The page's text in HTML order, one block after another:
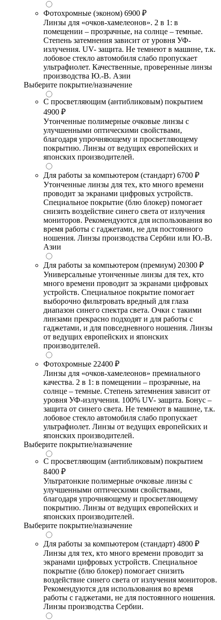
Фотохромные (эконом) 6900 ₽
Линзы для «очков-хамелеонов». 2 в 1: в
помещении – прозрачные, на солнце – темные.
Степень затемнения зависит от уровня УФ-
излучения. UV- защита. Не темнеют в машине, т.к.
лобовое стекло автомобиля слабо пропускает
ультрафиолет. Качественные, проверенные линзы
производства Ю.-В. Азии
Выберите покрытие/назначение
С просветляющим (антибликовым) покрытием
4900 ₽
Утонченные полимерные очковые линзы с
улучшенными оптическими свойствами,
благодаря упрочняющему и просветляющему
покрытию. Линзы от ведущих европейских и
японских производителей.
Для работы за компьютером (стандарт) 6700 ₽
Утонченные линзы для тех, кто много времени
проводит за экранами цифровых устройств.
Специальное покрытие (блю блокер) помогает
снизить воздействие синего света от излучения
мониторов. Рекомендуются для использования во
время работы с гаджетами, не для постоянного
ношения. Линзы производства Сербии или Ю.-В.
Азии
Для работы за компьютером (премиум) 20300 ₽
Универсальные утонченные линзы для тех, кто
много времени проводит за экранами цифровых
устройств. Специальное покрытие помогает
выборочно фильтровать вредный для глаза
диапазон синего спектра света. Очки с такими
линзами прекрасно подходят и для работы с
гаджетами, и для повседневного ношения. Линзы
от ведущих европейских и японских
производителей.
Фотохромные 22400 ₽
Линзы для «очков-хамелеонов» премиального
качества. 2 в 1: в помещении – прозрачные, на
солнце – темные. Степень затемнения зависит от
уровня УФ-излучения. 100% UV- защита. Бонус –
защита от синего света. Не темнеют в машине, т.к.
лобовое стекло автомобиля слабо пропускает
ультрафиолет. Линзы от ведущих европейских и
японских производителей.
Выберите покрытие/назначение
С просветляющим (антибликовым) покрытием
8400 ₽
Ультратонкие полимерные очковые линзы с
улучшенными оптическими свойствами,
благодаря упрочняющему и просветляющему
покрытию. Линзы от ведущих европейских и
японских производителей.
Выберите покрытие/назначение
Для работы за компьютером (стандарт) 4800 ₽
Линзы для тех, кто много времени проводит за
экранами цифровых устройств. Специальное
покрытие (блю блокер) помогает снизить
воздействие синего света от излучения мониторов.
Рекомендуются для использования во время
работы с гаджетами, не для постоянного ношения.
Линзы производства Сербии.